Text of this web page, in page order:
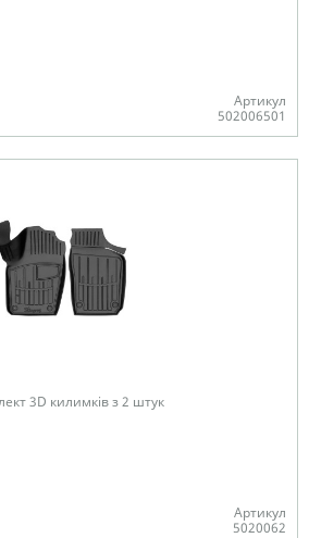
Артикул
502006501
3D килимків з 2 штук
Артикул
5020062